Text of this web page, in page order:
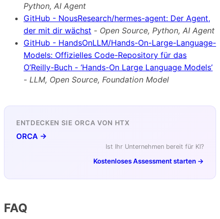
Python, AI Agent
GitHub - NousResearch/hermes-agent: Der Agent,
der mit dir wächst - Open Source, Python, AI Agent
GitHub - HandsOnLLM/Hands-On-Large-Language-
Models: Offizielles Code-Repository für das
O’Reilly-Buch - ‘Hands-On Large Language Models’
- LLM, Open Source, Foundation Model
ENTDECKEN SIE ORCA VON HTX
ORCA →
Ist Ihr Unternehmen bereit für KI?
Kostenloses Assessment starten →
FAQ